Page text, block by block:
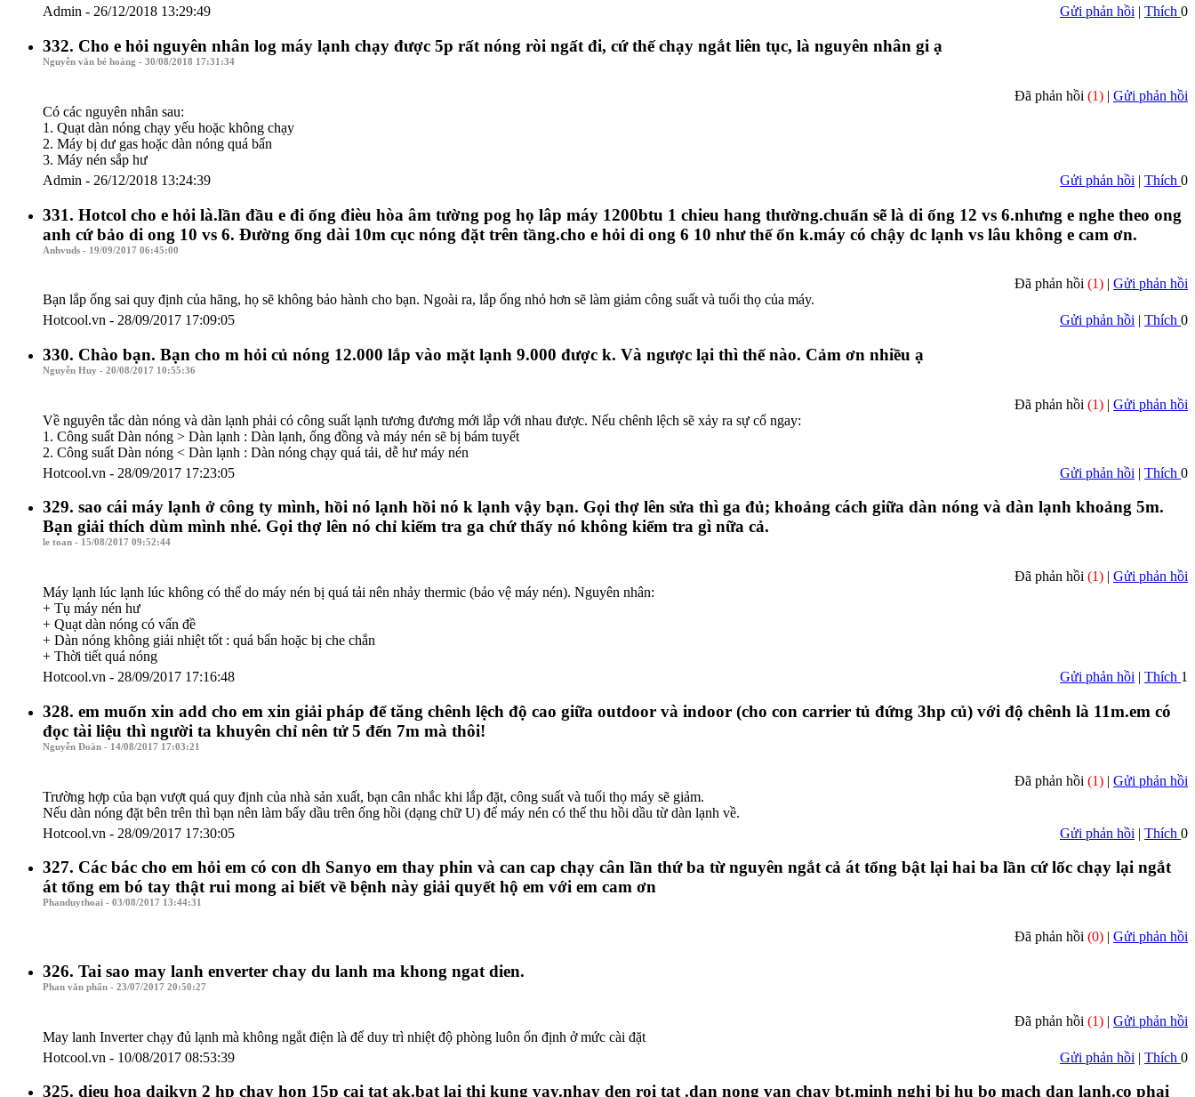
Admin - 26/12/2018 13:29:49
Gửi phản hồi | Thích 0
332. Cho e hỏi nguyên nhân log máy lạnh chạy được 5p rất nóng ròi ngất đi, cứ thế chạy ngắt liên tục, là nguyên nhân gi ạ
Nguyễn văn bé hoàng - 30/08/2018 17:31:34
Đã phản hồi (1) | Gửi phản hồi
Có các nguyên nhân sau:
1. Quạt dàn nóng chạy yếu hoặc không chạy
2. Máy bị dư gas hoặc dàn nóng quá bẩn
3. Máy nén sắp hư
Admin - 26/12/2018 13:24:39
Gửi phản hồi | Thích 0
331. Hotcol cho e hỏi là.lần đầu e đi ống đièu hòa âm tường pog họ lâp máy 1200btu 1 chieu hang thường.chuẩn sẽ là di ống 12 vs 6.nhưng e nghe theo ong
anh cứ bảo di ong 10 vs 6. Đường ống dài 10m cục nóng đặt trên tầng.cho e hỏi di ong 6 10 như thế ổn k.máy có chậy dc lạnh vs lâu không e cam ơn.
Anhvuds - 19/09/2017 06:45:00
Đã phản hồi (1) | Gửi phản hồi
Bạn lắp ống sai quy định của hãng, họ sẽ không bảo hành cho bạn. Ngoài ra, lắp ống nhỏ hơn sẽ làm giảm công suất và tuổi thọ của máy.
Hotcool.vn - 28/09/2017 17:09:05
Gửi phản hồi | Thích 0
330. Chào bạn. Bạn cho m hỏi củ nóng 12.000 lắp vào mặt lạnh 9.000 được k. Và ngược lại thì thế nào. Cảm ơn nhiều ạ
Nguyễn Huy - 20/08/2017 10:55:36
Đã phản hồi (1) | Gửi phản hồi
Về nguyên tắc dàn nóng và dàn lạnh phải có công suất lạnh tương đương mới lắp với nhau được. Nếu chênh lệch sẽ xảy ra sự cố ngay:
1. Công suất Dàn nóng > Dàn lạnh : Dàn lạnh, ống đồng và máy nén sẽ bị bám tuyết
2. Công suất Dàn nóng < Dàn lạnh : Dàn nóng chạy quá tải, dễ hư máy nén
Hotcool.vn - 28/09/2017 17:23:05
Gửi phản hồi | Thích 0
329. sao cái máy lạnh ở công ty mình, hồi nó lạnh hồi nó k lạnh vậy bạn. Gọi thợ lên sửa thì ga đủ; khoảng cách giữa dàn nóng và dàn lạnh khoảng 5m.
Bạn giải thích dùm mình nhé. Gọi thợ lên nó chỉ kiểm tra ga chứ thấy nó không kiểm tra gì nữa cả.
le toan - 15/08/2017 09:52:44
Đã phản hồi (1) | Gửi phản hồi
Máy lạnh lúc lạnh lúc không có thể do máy nén bị quá tải nên nhảy thermic (bảo vệ máy nén). Nguyên nhân:
+ Tụ máy nén hư
+ Quạt dàn nóng có vấn đề
+ Dàn nóng không giải nhiệt tốt : quá bẩn hoặc bị che chắn
+ Thời tiết quá nóng
Hotcool.vn - 28/09/2017 17:16:48
Gửi phản hồi | Thích 1
328. em muốn xin add cho em xin giải pháp để tăng chênh lệch độ cao giữa outdoor và indoor (cho con carrier tủ đứng 3hp củ) với độ chênh là 11m.em có
đọc tài liệu thì người ta khuyên chỉ nên tử 5 đến 7m mà thôi!
Nguyễn Đoàn - 14/08/2017 17:03:21
Đã phản hồi (1) | Gửi phản hồi
Trường hợp của bạn vượt quá quy định của nhà sản xuất, bạn cân nhắc khi lắp đặt, công suất và tuổi thọ máy sẽ giảm.
Nếu dàn nóng đặt bên trên thì bạn nên làm bẩy dầu trên ống hồi (dạng chữ U) để máy nén có thể thu hồi dầu từ dàn lạnh về.
Hotcool.vn - 28/09/2017 17:30:05
Gửi phản hồi | Thích 0
327. Các bác cho em hỏi em có con dh Sanyo em thay phin và can cap chạy cân lần thứ ba từ nguyên ngắt cả át tổng bật lại hai ba lần cứ lốc chạy lại ngắt
át tổng em bó tay thật rui mong ai biết về bệnh này giải quyết hộ em với em cam ơn
Phanduythoai - 03/08/2017 13:44:31
Đã phản hồi (0) | Gửi phản hồi
326. Tai sao may lanh enverter chay du lanh ma khong ngat dien.
Phan văn phấn - 23/07/2017 20:50:27
Đã phản hồi (1) | Gửi phản hồi
May lanh Inverter chạy đủ lạnh mà không ngắt điện là để duy trì nhiệt độ phòng luôn ổn định ở mức cài đặt
Hotcool.vn - 10/08/2017 08:53:39
Gửi phản hồi | Thích 0
325. dieu hoa daikyn 2 hp chay hon 15p cai tat ak.bat lai thi kung vay.nhay den roi tat .dan nong van chay bt.minh nghj bi hu bo mach dan lanh.co phai